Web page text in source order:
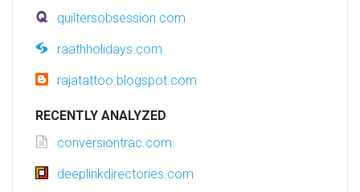
quiltersobsession.com
raathholidays.com
rajatattoo.blogspot.com
RECENTLY ANALYZED
conversiontrac.com
deeplinkdirectories.com